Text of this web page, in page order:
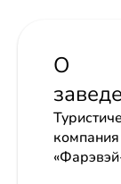
О
компания